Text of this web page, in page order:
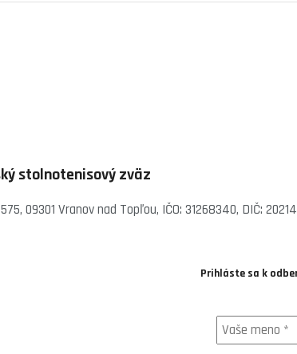
stolnotenisový zväz
09301 Vranov nad Topľou, IČO: 31268340, DIČ:
Prihláste sa k